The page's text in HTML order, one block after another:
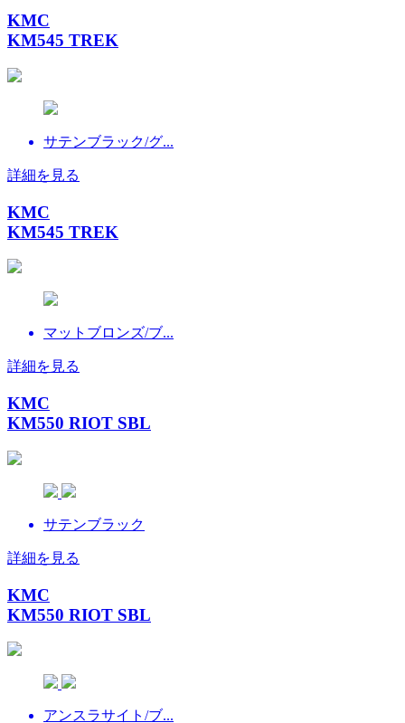
KMC
KM545 TREK
サテンブラック/グ...
詳細を見る
KMC
KM545 TREK
マットブロンズ/ブ...
詳細を見る
KMC
KM550 RIOT SBL
サテンブラック
詳細を見る
KMC
KM550 RIOT SBL
アンスラサイト/ブ...